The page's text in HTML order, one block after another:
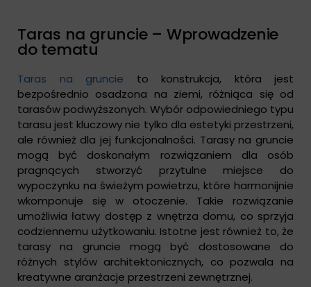
Taras na gruncie – Wprowadzenie
do tematu
Taras na gruncie to konstrukcja, która jest
bezpośrednio osadzona na ziemi, różniąca się od
tarasów podwyższonych. Wybór odpowiedniego typu
tarasu jest kluczowy nie tylko dla estetyki przestrzeni,
ale również dla jej funkcjonalności. Tarasy na gruncie
mogą być doskonałym rozwiązaniem dla osób
pragnących stworzyć przytulne miejsce do
wypoczynku na świeżym powietrzu, które harmonijnie
wkomponuje się w otoczenie. Takie rozwiązanie
umożliwia łatwy dostęp z wnętrza domu, co sprzyja
codziennemu użytkowaniu. Istotne jest również to, że
tarasy na gruncie mogą być dostosowane do
różnych stylów architektonicznych, co pozwala na
kreatywne aranżacje przestrzeni zewnętrznej.